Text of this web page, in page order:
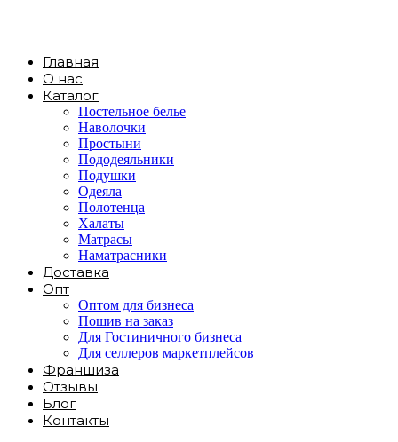
Главная
О нас
Каталог
Постельное белье
Наволочки
Простыни
Пододеяльники
Подушки
Одеяла
Полотенца
Халаты
Матрасы
Наматрасники
Доставка
Опт
Оптом для бизнеса
Пошив на заказ
Для Гостиничного бизнеса
Для селлеров маркетплейсов
Франшиза
Отзывы
Блог
Контакты